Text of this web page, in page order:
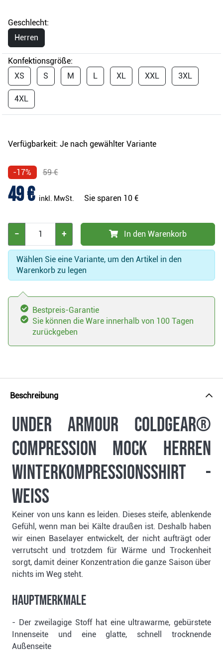
Geschlecht:
Herren
Konfektionsgröße:
XS
S M L XL XXL 3XL
4XL
Verfügbarkeit: Je nach gewählter Variante
-17% 59 €
49 € inkl. MwSt. Sie sparen 10 €
− + In den Warenkorb
Wählen Sie eine Variante, um den Artikel in den
Warenkorb zu legen
Bestpreis-Garantie
Sie können die Ware innerhalb von 100 Tagen
zurückgeben
Beschreibung
Under Armour ColdGear®
Compression Mock Herren
Winterkompressionsshirt -
weiss
Keiner von uns kann es leiden. Dieses steife, ablenkende
Gefühl, wenn man bei Kälte draußen ist. Deshalb haben
wir einen Baselayer entwickelt, der nicht aufträgt oder
verrutscht und trotzdem für Wärme und Trockenheit
sorgt, damit deiner Konzentration die ganze Saison über
nichts im Weg steht.
Hauptmerkmale
- Der zweilagige Stoff hat eine ultrawarme, gebürstete
Innenseite und eine glatte, schnell trocknende
Außenseite